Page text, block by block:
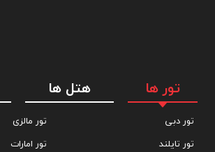
تور ها هتل ها
تور دبی
تور تایلند
تور مالزی
تور امارات